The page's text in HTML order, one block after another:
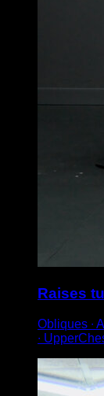
Raises
Obliques ∙
∙